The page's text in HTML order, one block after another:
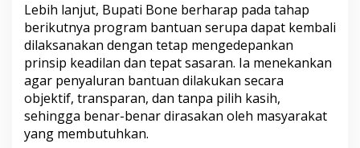
a
n
g
T
i
m
u
r
Lebih lanjut, Bupati Bone berharap pada tahap
berikutnya program bantuan serupa dapat kembali
dilaksanakan dengan tetap mengedepankan
prinsip keadilan dan tepat sasaran. Ia menekankan
agar penyaluran bantuan dilakukan secara
objektif, transparan, dan tanpa pilih kasih,
sehingga benar-benar dirasakan oleh masyarakat
yang membutuhkan.